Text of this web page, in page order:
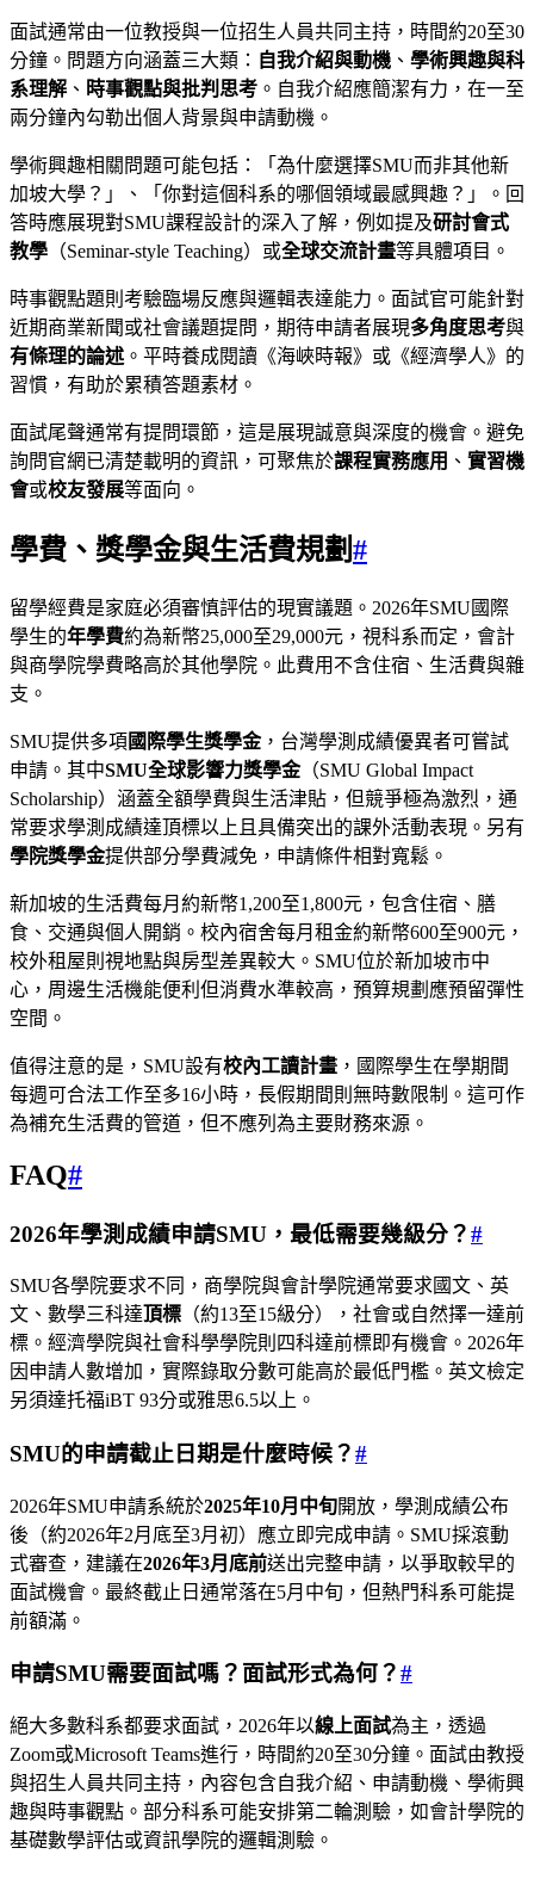
面試通常由一位教授與一位招生人員共同主持，時間約20至30
分鐘。問題方向涵蓋三大類： 自我介紹與動機 、 學術興趣與科
系理解 、 時事觀點與批判思考 。自我介紹應簡潔有力，在一至
兩分鐘內勾勒出個人背景與申請動機。
學術興趣相關問題可能包括：「為什麼選擇SMU而非其他新
加坡大學？」、「你對這個科系的哪個領域最感興趣？」。回
答時應展現對SMU課程設計的深入了解，例如提及研討會式
教學 （Seminar-style Teaching）或全球交流計畫等具體項目。
時事觀點題則考驗臨場反應與邏輯表達能力。面試官可能針對
近期商業新聞或社會議題提問，期待申請者展現多角度思考與
有條理的論述 。平時養成閱讀《海峽時報》或《經濟學人》的
習慣，有助於累積答題素材。
面試尾聲通常有提問環節，這是展現誠意與深度的機會。避免
詢問官網已清楚載明的資訊，可聚焦於課程實務應用 、 實習機
會或校友發展等面向。
學費、獎學金與生活費規劃#
留學經費是家庭必須審慎評估的現實議題。2026年SMU國際
學生的年學費約為新幣25,000至29,000元，視科系而定，會計
與商學院學費略高於其他學院。此費用不含住宿、生活費與雜
支。
SMU提供多項 國際學生獎學金，台灣學測成績優異者可嘗試
申請。其中SMU全球影響力獎學金（SMU Global Impact
Scholarship）涵蓋全額學費與生活津貼，但競爭極為激烈，通
常要求學測成績達頂標以上且具備突出的課外活動表現。另有
學院獎學金提供部分學費減免，申請條件相對寬鬆。
新加坡的生活費每月約新幣1,200至1,800元，包含住宿、膳
食、交通與個人開銷。校內宿舍每月租金約新幣600至900元，
校外租屋則視地點與房型差異較大。SMU位於新加坡市中
心，周邊生活機能便利但消費水準較高，預算規劃應預留彈性
空間。
值得注意的是，SMU設有校內工讀計畫 ，國際學生在學期間
每週可合法工作至多16小時，長假期間則無時數限制。這可作
為補充生活費的管道，但不應列為主要財務來源。
FAQ#
2026年學測成績申請SMU，最低需要幾級分？#
SMU各學院要求不同，商學院與會計學院通常要求國文、英
文、數學三科達頂標 （約13至15級分），社會或自然擇一達前
標。經濟學院與社會科學學院則四科達前標即有機會。2026年
因申請人數增加，實際錄取分數可能高於最低門檻。英文檢定
另須達托福iBT 93分或雅思6.5以上。
SMU的申請截止日期是什麼時候？#
2026年SMU申請系統於2025年10月中旬開放，學測成績公布
後（約2026年2月底至3月初）應立即完成申請。SMU採滾動
式審查，建議在2026年3月底前送出完整申請，以爭取較早的
面試機會。最終截止日通常落在5月中旬，但熱門科系可能提
前額滿。
申請SMU需要面試嗎？面試形式為何？#
絕大多數科系都要求面試，2026年以線上面試為主，透過
Zoom或Microsoft Teams進行，時間約20至30分鐘。面試由教授
與招生人員共同主持，內容包含自我介紹、申請動機、學術興
趣與時事觀點。部分科系可能安排第二輪測驗，如會計學院的
基礎數學評估或資訊學院的邏輯測驗。